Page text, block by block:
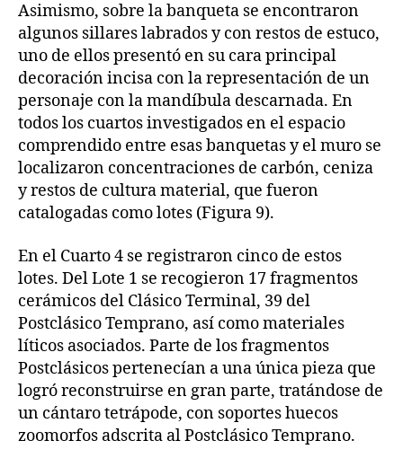
Asimismo, sobre la banqueta se encontraron
algunos sillares labrados y con restos de estuco,
uno de ellos presentó en su cara principal
decoración incisa con la representación de un
personaje con la mandíbula descarnada. En
todos los cuartos investigados en el espacio
comprendido entre esas banquetas y el muro se
localizaron concentraciones de carbón, ceniza
y restos de cultura material, que fueron
catalogadas como lotes (Figura 9).
En el Cuarto 4 se registraron cinco de estos
lotes. Del Lote 1 se recogieron 17 fragmentos
cerámicos del Clásico Terminal, 39 del
Postclásico Temprano, así como materiales
líticos asociados. Parte de los fragmentos
Postclásicos pertenecían a una única pieza que
logró reconstruirse en gran parte, tratándose de
un cántaro tetrápode, con soportes huecos
zoomorfos adscrita al Postclásico Temprano.